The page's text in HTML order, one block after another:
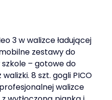
3 w walizce ładującej
zestawy do
– gotowe do
8 szt. gogli PICO
walizce